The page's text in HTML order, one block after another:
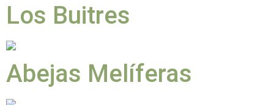
Los Buitres
Abejas Melíferas